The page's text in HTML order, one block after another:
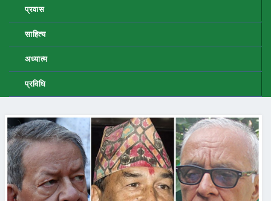
प्रवास
साहित्य
अध्यात्म
प्रविधि